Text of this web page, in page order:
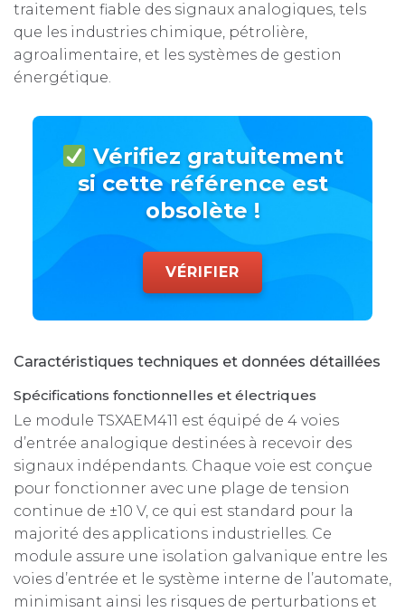
traitement fiable des signaux analogiques, tels
que les industries chimique, pétrolière,
agroalimentaire, et les systèmes de gestion
énergétique.
Vérifiez gratuitement
si cette référence est
obsolète !
VÉRIFIER
Caractéristiques techniques et données détaillées
Spécifications fonctionnelles et électriques
Le module TSXAEM411 est équipé de 4 voies
d’entrée analogique destinées à recevoir des
signaux indépendants. Chaque voie est conçue
pour fonctionner avec une plage de tension
continue de ±10 V, ce qui est standard pour la
majorité des applications industrielles. Ce
module assure une isolation galvanique entre les
voies d’entrée et le système interne de l’automate,
minimisant ainsi les risques de perturbations et